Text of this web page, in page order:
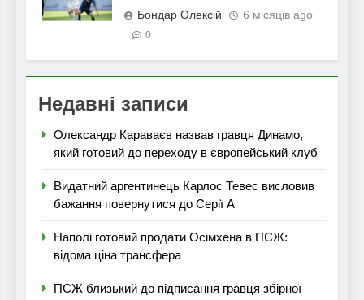
Бондар Олексій 6 місяців ago
0
Недавні записи
Олександр Караваєв назвав гравця Динамо,
який готовий до переходу в європейський клуб
Видатний аргентинець Карлос Тевес висловив
бажання повернутися до Серії А
Наполі готовий продати Осімхена в ПСЖ:
відома ціна трансфера
ПСЖ близький до підписання гравця збірної